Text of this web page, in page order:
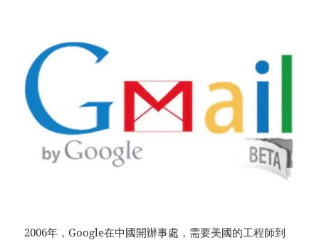
2006年，Google在中國開辦事處，需要美國的工程師到